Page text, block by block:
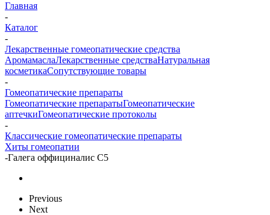
Главная
-
Каталог
-
Лекарственные гомеопатические средства
АромамаслаЛекарственные средстваНатуральная
косметикаСопутствующие товары
-
Гомеопатические препараты
Гомеопатические препаратыГомеопатические
аптечкиГомеопатические протоколы
-
Классические гомеопатические препараты
Хиты гомеопатии
-Галега оффициналис С5
Previous
Next